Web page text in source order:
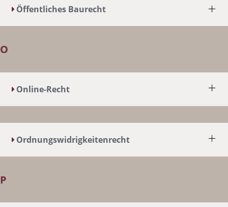
Öffentliches Baurecht
O
Online-Recht
Ordnungswidrigkeitenrecht
P